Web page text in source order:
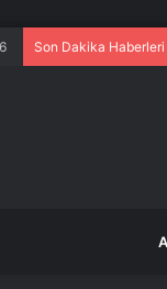
Son Dakika Haberleri